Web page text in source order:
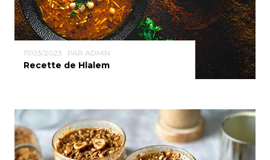
17/03/2023 PAR ADMIN
Recette de Hlalem